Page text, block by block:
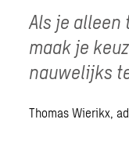
Als je alleen
maak je
nauwelijks
Thomas Wierikx,